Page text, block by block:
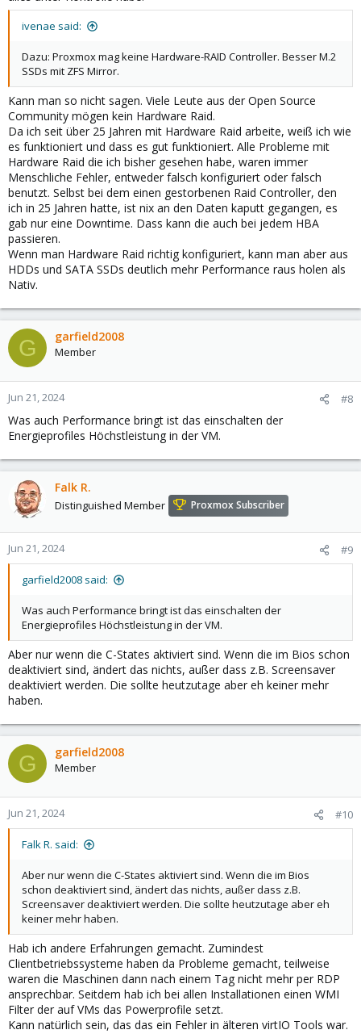
VMs verteilen ( 1 GB Proxmox + 7 GB ARC + 56 GB VMs = 64 GB
Gesamt)
Egal wie ich es drehe und wende: ballooning + KSM bringen mir
überbuche. Ich kann RAM – im Gegensatz zur CPU – so oder so
nicht überbuchen und damit fällt der Sinn und Zweck dieser
ivenae said:
Dazu: Proxmox mag keine Hardware-RAID Controller. Besser M.2
SSDs mit ZFS Mirror.
Kann man so nicht sagen. Viele Leute aus der Open Source
Community mögen kein Hardware Raid.
Da ich seit über 25 Jahren mit Hardware Raid arbeite, weiß ich wie
es funktioniert und dass es gut funktioniert. Alle Probleme mit
Hardware Raid die ich bisher gesehen habe, waren immer
Menschliche Fehler, entweder falsch konfiguriert oder falsch
benutzt. Selbst bei dem einen gestorbenen Raid Controller, den
ich in 25 Jahren hatte, ist nix an den Daten kaputt gegangen, es
gab nur eine Downtime. Dass kann die auch bei jedem HBA
passieren.
Wenn man Hardware Raid richtig konfiguriert, kann man aber aus
HDDs und SATA SSDs deutlich mehr Performance raus holen als
Nativ.
G garfield2008
Member
Jun 21, 2024 #8
Was auch Performance bringt ist das einschalten der
Energieprofiles Höchstleistung in der VM.
Falk R.
Distinguished Member Proxmox Subscriber
Jun 21, 2024 #9
garfield2008 said:
Was auch Performance bringt ist das einschalten der
Energieprofiles Höchstleistung in der VM.
Aber nur wenn die C-States aktiviert sind. Wenn die im Bios schon
deaktiviert sind, ändert das nichts, außer dass z.B. Screensaver
deaktiviert werden. Die sollte heutzutage aber eh keiner mehr
haben.
G garfield2008
Member
Jun 21, 2024 #10
Falk R. said:
Aber nur wenn die C-States aktiviert sind. Wenn die im Bios
schon deaktiviert sind, ändert das nichts, außer dass z.B.
Screensaver deaktiviert werden. Die sollte heutzutage aber eh
keiner mehr haben.
Hab ich andere Erfahrungen gemacht. Zumindest
Clientbetriebssysteme haben da Probleme gemacht, teilweise
waren die Maschinen dann nach einem Tag nicht mehr per RDP
ansprechbar. Seitdem hab ich bei allen Installationen einen WMI
Filter der auf VMs das Powerprofile setzt.
Kann natürlich sein, das das ein Fehler in älteren virtIO Tools war.